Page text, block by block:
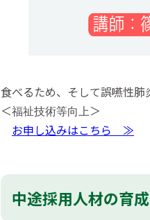
食べるため、そして誤嚥性肺
＜福祉技術等向上＞
お申し込みはこちら ≫
中途採用人材の育